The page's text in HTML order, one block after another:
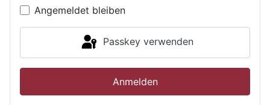
Angemeldet bleiben
Passkey verwenden
Anmelden